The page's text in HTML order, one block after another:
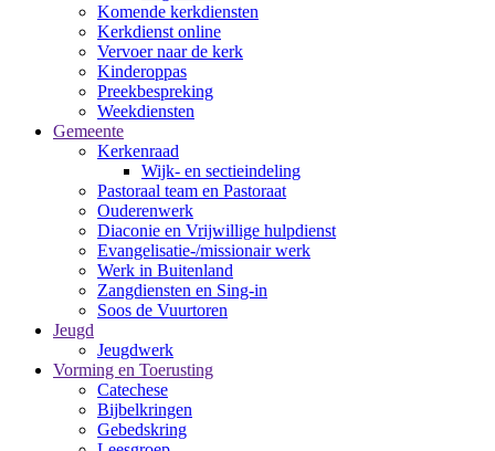
Komende kerkdiensten
Kerkdienst online
Vervoer naar de kerk
Kinderoppas
Preekbespreking
Weekdiensten
Gemeente
Kerkenraad
Wijk- en sectieindeling
Pastoraal team en Pastoraat
Ouderenwerk
Diaconie en Vrijwillige hulpdienst
Evangelisatie-/missionair werk
Werk in Buitenland
Zangdiensten en Sing-in
Soos de Vuurtoren
Jeugd
Jeugdwerk
Vorming en Toerusting
Catechese
Bijbelkringen
Gebedskring